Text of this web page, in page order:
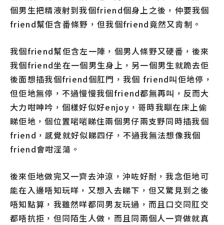
個男生把精液射到我個friend個身上之後，仲要我個
friend幫佢含番條野，但我個friend竟然又肯制。
我個friend幫佢含左一陣，個男人條野又硬番，後來
我個friend坐在一個男生身上，另一個男生就跪去佢
後面想插我個friend個肛門，我個 friend叫佢地停，
但佢地無停，不過慢慢我個friend都無再叫，反而大
大力咁呻吟，個樣好似好enjoy，哥時我瞓在床上偷
睇佢地，個位置啱啱睇住兩個男仔兩支野同時插我個
friend，感覺就好似睇四仔，不過我無法想像我個
friend會咁淫蕩。
後來佢地做完又一齊去沖涼，沖咗好耐，我念佢地可
能在入邊唔知玩咩，又想入去睇下，但又驚見到之後
唔知點算，我雖然咩都同男友玩過，而且口交同肛交
都唔抗拒，但同陌生人做，而且同兩個人一齊做就真